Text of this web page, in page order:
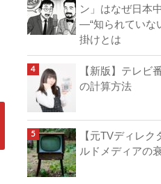
ン」はなぜ日本
―“知られていな
掛けとは
【新版】テレビ
の計算方法
【元TVディレ
ルドメディアの